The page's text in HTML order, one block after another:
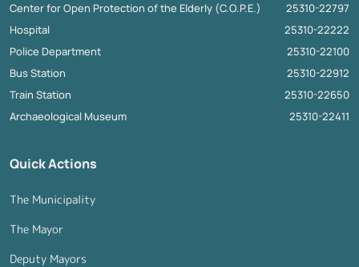
Center for Open Protection of the Elderly (C.O.P.E.)
25310-22797
Hospital
25310-22222
Police Department
25310-22100
Bus Station
25310-22912
Train Station
25310-22650
Archaeological Museum
25310-22411
Quick Actions
The Municipality
The Mayor
Deputy Mayors